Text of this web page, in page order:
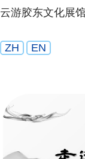
云游胶东文化展
ZH EN